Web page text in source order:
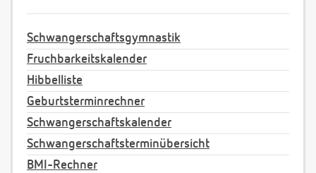
Schwangerschaftsgymnastik
Fruchbarkeitskalender
Hibbelliste
Geburtsterminrechner
Schwangerschaftskalender
Schwangerschaftsterminübersicht
BMI-Rechner